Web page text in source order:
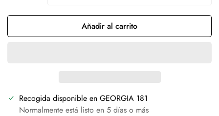
Añadir al carrito
Recogida disponible en GEORGIA 181
Normalmente está listo en 5 días o más